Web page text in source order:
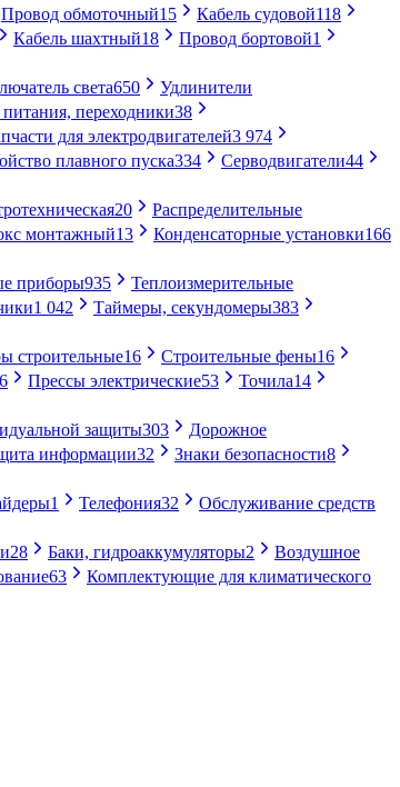
Провод обмоточный15 Кабель судовой118
Кабель шахтный18 Провод бортовой1
света650
Удлинители
питания, переходники38
для электродвигателей3 974
плавного пуска334 Серводвигатели44
20
Распределительные
монтажный13 Конденсаторные установки166
приборы935
Теплоизмерительные
1 042 Таймеры, секундомеры383
строительные16 Строительные фены16
6 Прессы электрические53 Точила14
защиты303
Дорожное
информации32 Знаки безопасности8
1 Телефония32
Обслуживание средств
28 Баки, гидроаккумуляторы2
Воздушное
63
Комплектующие для климатического